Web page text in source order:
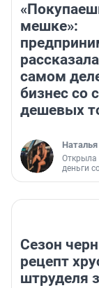
мешке»:
самом
бизнес со
дешевых
Открыла
деньги
Сезон
рецепт
штруделя